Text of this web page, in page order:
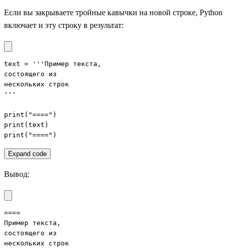
Если вы закрываете тройные кавычки на новой строке, Python
включает и эту строку в результат:
text = '''Пример текста,
состоящего из
нескольких строк
'''
print("====")
print(text)
print("====")
Expand code
Вывод:
====
Пример текста,
состоящего из
нескольких строк